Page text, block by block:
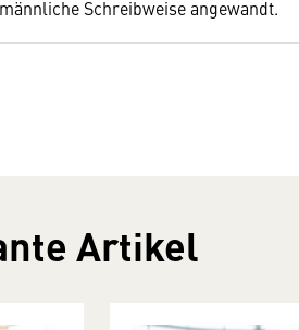
Schreibweise angewandt.
Artikel